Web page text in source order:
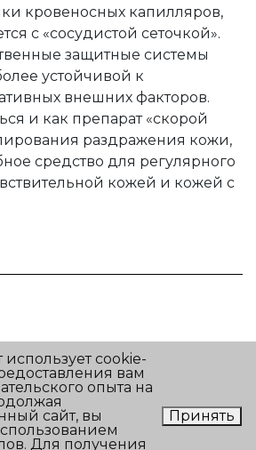
кровеносных капилляров,
с «сосудистой сеточкой».
защитные системы
устойчивой к
внешних факторов.
и как препарат «скорой
раздражения кожи,
средство для регулярного
кожей и кожей с
персональных данных
персональных данных
cookie-
вам
опыта на
сайт, вы
Для получения
Принять